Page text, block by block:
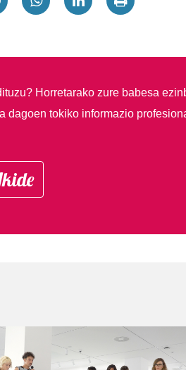
Horretarako zure babesa
dagoen tokiko informazio